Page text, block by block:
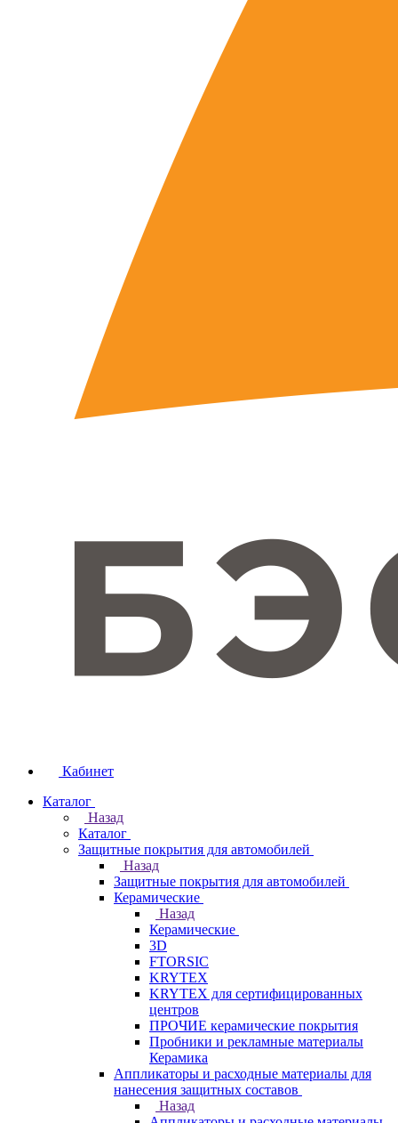
Кабинет
Каталог
Назад
Каталог
Защитные покрытия для автомобилей
Назад
Защитные покрытия для автомобилей
Керамические
Назад
Керамические
3D
FTORSIC
KRYTEX
KRYTEX для сертифицированных
центров
ПРОЧИЕ керамические покрытия
Пробники и рекламные материалы
Керамика
Аппликаторы и расходные материалы для
нанесения защитных составов
Назад